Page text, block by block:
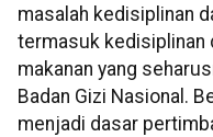
masalah kedisiplinan
termasuk kedisiplinan
makanan yang
Badan Gizi Nasional.
menjadi dasar